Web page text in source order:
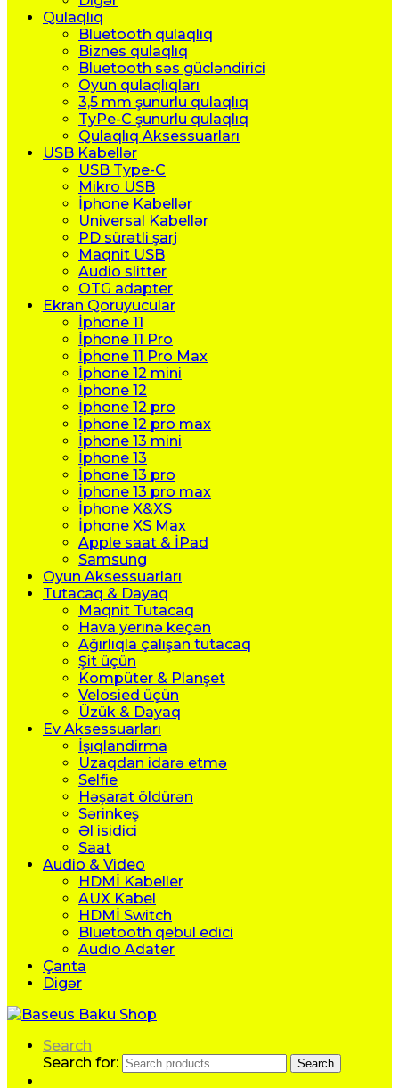
Qulaqlıq
Bluetooth qulaqlıq
Biznes qulaqlıq
Bluetooth səs gücləndirici
Oyun qulaqlıqları
3,5 mm şunurlu qulaqlıq
TyPe-C şunurlu qulaqlıq
Qulaqlıq Aksessuarları
USB Kabellər
USB Type-C
Mikro USB
İphone Kabellər
Universal Kabellər
PD sürətli şarj
Maqnit USB
Audio slitter
OTG adapter
Ekran Qoruyucular
İphone 11
İphone 11 Pro
İphone 11 Pro Max
İphone 12 mini
İphone 12
İphone 12 pro
İphone 12 pro max
İphone 13 mini
İphone 13
İphone 13 pro
İphone 13 pro max
İphone X&XS
İphone XS Max
Apple saat & İPad
Samsung
Oyun Aksessuarları
Tutacaq & Dayaq
Maqnit Tutacaq
Hava yerinə keçən
Ağırlıqla çalışan tutacaq
Şit üçün
Kompüter & Planşet
Velosied üçün
Üzük & Dayaq
Ev Aksessuarları
İşıqlandirma
Uzaqdan idarə etmə
Selfie
Həşarat öldürən
Sərinkeş
Əl isidici
Saat
Audio & Video
HDMİ Kabeller
AUX Kabel
HDMİ Switch
Bluetooth qebul edici
Audio Adater
Çanta
Digər
Search
Search for:
Search